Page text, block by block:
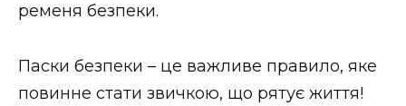
ЗАКАРПАТСЬКІ НОВИНИ
ременя безпеки.
Паски безпеки – це важливе правило, яке
повинне стати звичкою, що рятує життя!